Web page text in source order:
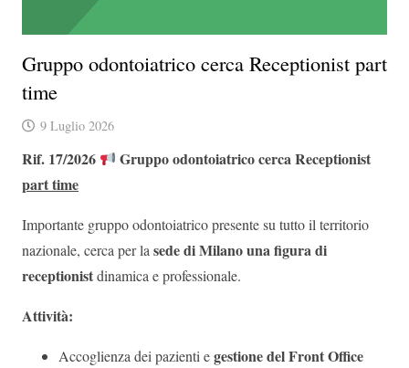
Gruppo odontoiatrico cerca Receptionist part
time
9 Luglio 2026
Rif. 17/2026
Gruppo odontoiatrico cerca Receptionist
part time
Importante gruppo odontoiatrico presente su tutto il territorio
nazionale, cerca per la sede di Milano una figura di
receptionistdinamica e professionale.
Attività:
Accoglienza dei pazienti egestione del Front Office